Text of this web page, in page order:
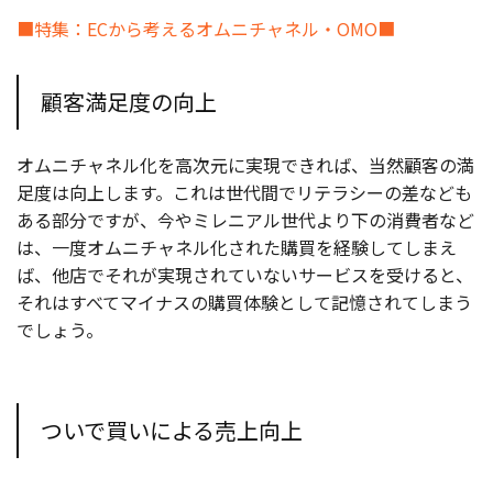
■特集：ECから考えるオムニチャネル・OMO■
顧客満足度の向上
オムニチャネル化を高次元に実現できれば、当然顧客の満
足度は向上します。これは世代間でリテラシーの差なども
ある部分ですが、今やミレニアル世代より下の消費者など
は、一度オムニチャネル化された購買を経験してしまえ
ば、他店でそれが実現されていないサービスを受けると、
それはすべてマイナスの購買体験として記憶されてしまう
でしょう。
ついで買いによる売上向上